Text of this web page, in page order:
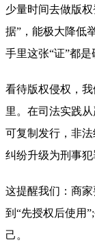
少量时间去做版
据”，能极大降低
手里这张“证”都是
看待版权侵权，
里。在司法实践
可复制发行，非
纠纷升级为刑事犯
这提醒我们：商
到“先授权后使用
己。